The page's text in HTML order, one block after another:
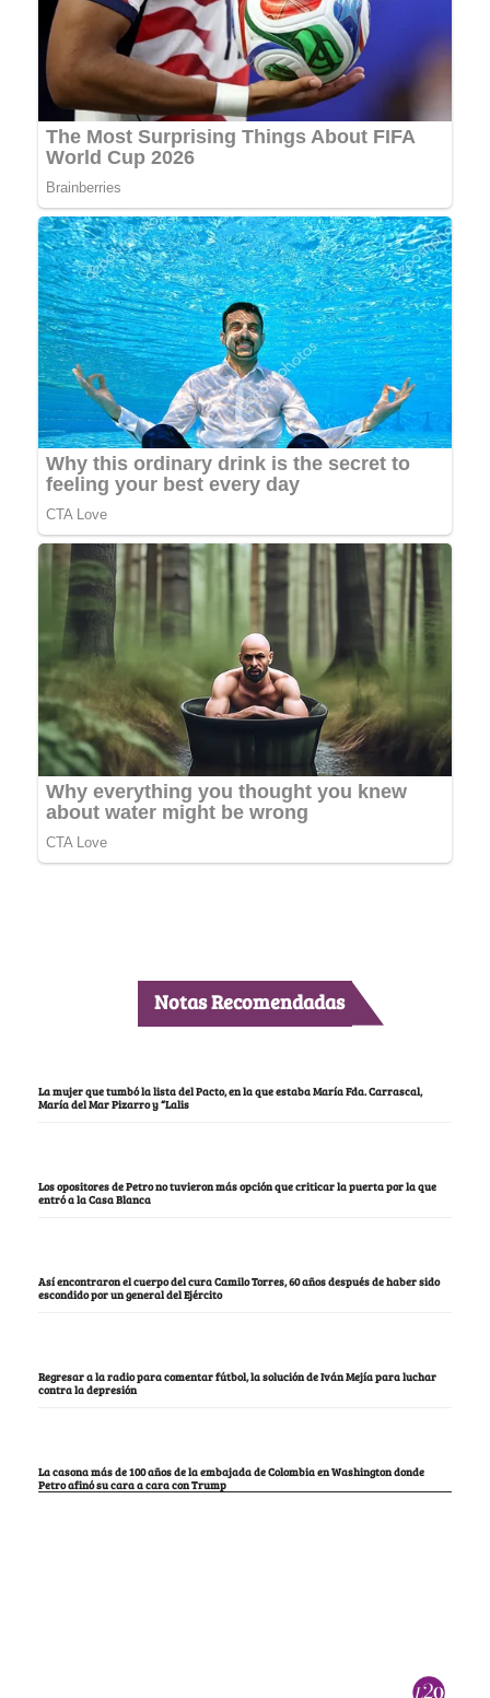
Notas Recomendadas
La mujer que tumbó la lista del Pacto, en la que estaba María Fda. Carrascal,
María del Mar Pizarro y “Lalis
Los opositores de Petro no tuvieron más opción que criticar la puerta por la que
entró a la Casa Blanca
Así encontraron el cuerpo del cura Camilo Torres, 60 años después de haber sido
escondido por un general del Ejército
Regresar a la radio para comentar fútbol, la solución de Iván Mejía para luchar
contra la depresión
La casona más de 100 años de la embajada de Colombia en Washington donde
Petro afinó su cara a cara con Trump